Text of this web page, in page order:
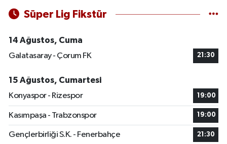
Süper Lig Fikstür
14 Ağustos, Cuma
Galatasaray - Çorum FK
21:30
15 Ağustos, Cumartesi
Konyaspor - Rizespor
19:00
Kasımpaşa - Trabzonspor 19:00
Gençlerbirliği S.K. - Fenerbahçe 21:30